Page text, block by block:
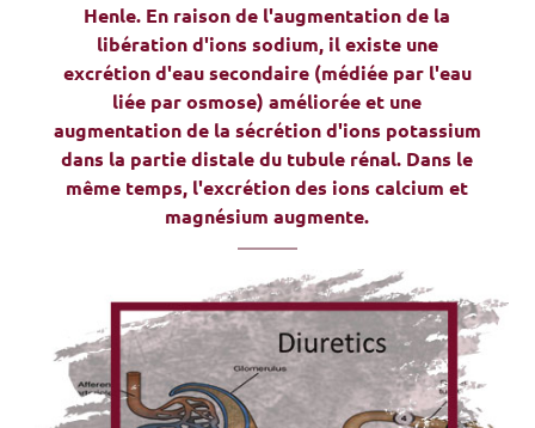
Henle. En raison de l'augmentation de la
libération d'ions sodium, il existe une
excrétion d'eau secondaire (médiée par l'eau
liée par osmose) améliorée et une
augmentation de la sécrétion d'ions potassium
dans la partie distale du tubule rénal. Dans le
même temps, l'excrétion des ions calcium et
magnésium augmente.